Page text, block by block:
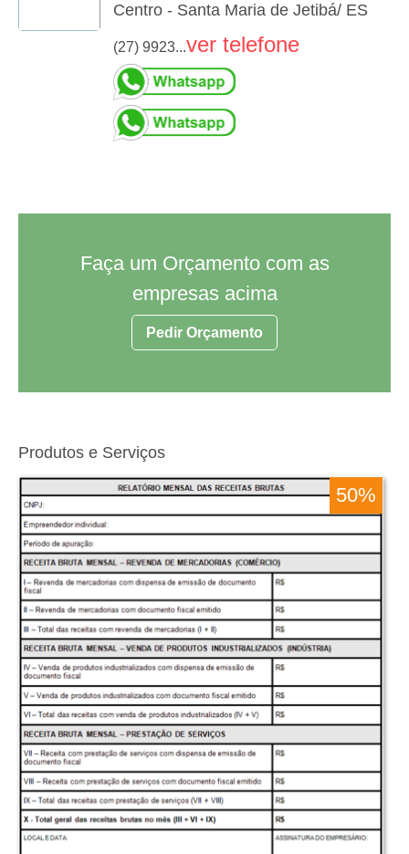
Centro - Santa Maria de Jetibá/ ES
(27) 9923...ver telefone
Faça um Orçamento com as
empresas acima
Pedir Orçamento
Produtos e Serviços
50%